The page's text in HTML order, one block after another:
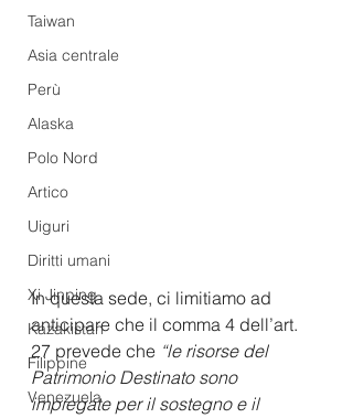
Taiwan
Asia centrale
Perù
Alaska
Polo Nord
Artico
Uiguri
Diritti umani
Xi Jinping
Kazakistan
Filippine
Venezuela
In questa sede, ci limitiamo ad
anticipare che il comma 4 dell’art.
27 prevede che “le risorse del
Patrimonio Destinato sono
impiegate per il sostegno e il